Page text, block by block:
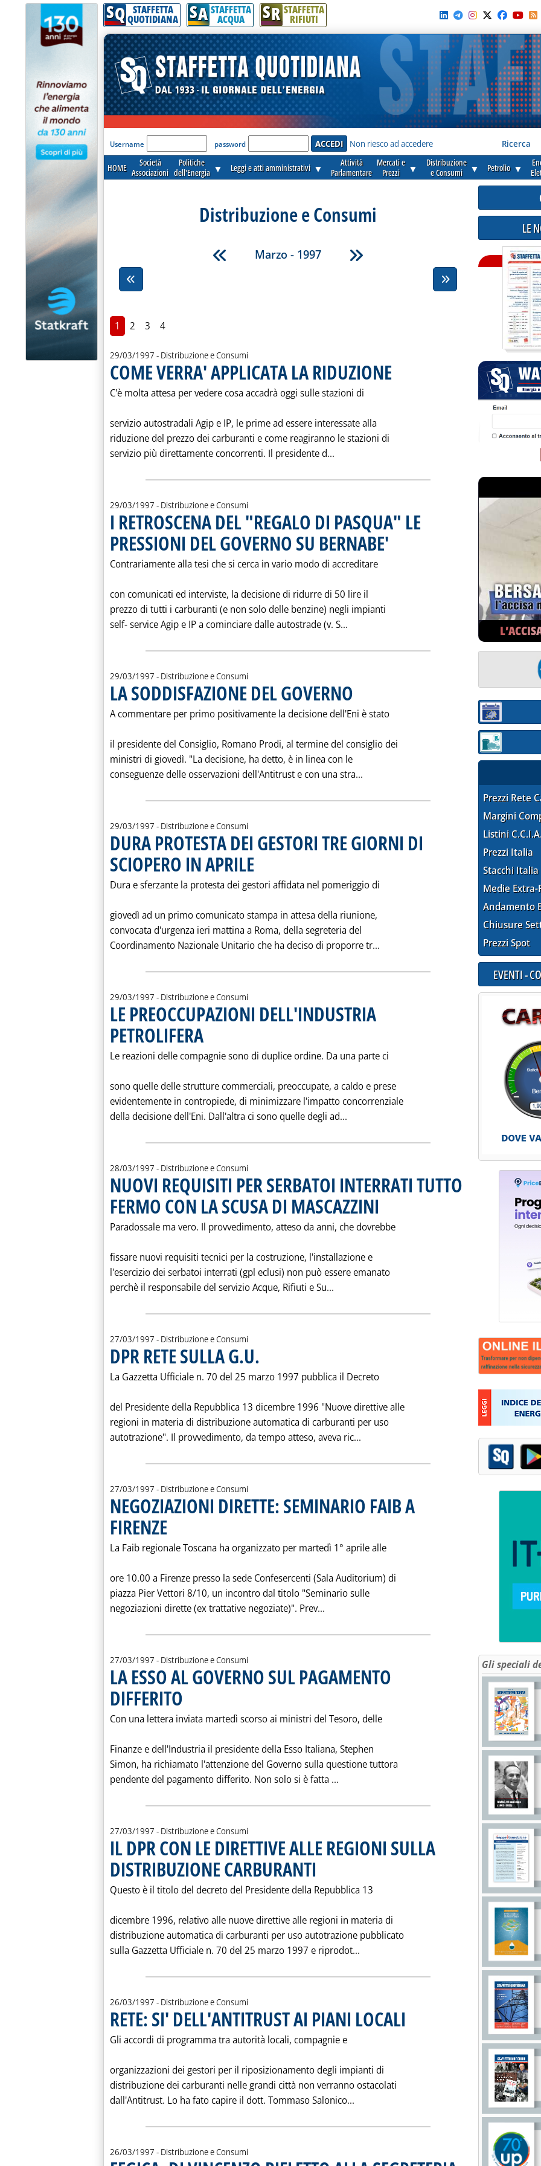
SQ STAFFETTA
QUOTIDIANA SA STAFFETTA
ACQUA SR STAFFETTA
RIFIUTI
'Modulo Login per accedere'
Username password Non riesco ad accedere Ricerca
HOME
Società
Associazioni
Politiche
dell'Energia ▼ Leggi e atti amministrativi ▼
Attività
Parlamentare
Mercati e
Prezzi
▼
Distribuzione
e Consumi
▼ Petrolio ▼
Distribuzione e Consumi
Marzo - 1997
1 2 3 4
29/03/1997 - Distribuzione e Consumi
COME VERRA' APPLICATA LA RIDUZIONE . Pubblicata sabato 29 marzo 1997 alle 0.0.
C'è molta attesa per vedere cosa accadrà oggi sulle stazioni di
servizio autostradali Agip e IP, le prime ad essere interessate alla
riduzione del prezzo dei carburanti e come reagiranno le stazioni di
servizio più direttamente concorrenti. Il presidente d... Leggi tutta la notizia: 'COME VERRA' APPLICATA
29/03/1997 - Distribuzione e Consumi
I RETROSCENA DEL "REGALO DI PASQUA" LE
PRESSIONI DEL GOVERNO SU BERNABE'
Contrariamente alla tesi che si cerca in vario modo di accreditare
con comunicati ed interviste, la decisione di ridurre di 50 lire il
prezzo di tutti i carburanti (e non solo delle benzine) negli impianti
self- service Agip e IP a cominciare dalle autostrade (v. S... Leggi tutta la notizia: 'I RETROSCENA DEL
29/03/1997 - Distribuzione e Consumi
LA SODDISFAZIONE DEL GOVERNO
A commentare per primo positivamente la decisione dell'Eni è stato
il presidente del Consiglio, Romano Prodi, al termine del consiglio dei
ministri di giovedì. "La decisione, ha detto, è in linea con le
conseguenze delle osservazioni dell'Antitrust e con una stra... Leggi tutta la notizia: 'LA
29/03/1997 - Distribuzione e Consumi
DURA PROTESTA DEI GESTORI TRE GIORNI DI
SCIOPERO IN APRILE
Dura e sferzante la protesta dei gestori affidata nel pomeriggio di
giovedì ad un primo comunicato stampa in attesa della riunione,
convocata d'urgenza ieri mattina a Roma, della segreteria del
Coordinamento Nazionale Unitario che ha deciso di proporre tr... Leggi tutta la notizia: 'DURA
29/03/1997 - Distribuzione e Consumi
LE PREOCCUPAZIONI DELL'INDUSTRIA
PETROLIFERA
Le reazioni delle compagnie sono di duplice ordine. Da una parte ci
sono quelle delle strutture commerciali, preoccupate, a caldo e prese
evidentemente in contropiede, di minimizzare l'impatto concorrenziale
della decisione dell'Eni. Dall'altra ci sono quelle degli ad... Leggi tutta la notizia: 'LE PREOCCUPAZIONI
28/03/1997 - Distribuzione e Consumi
NUOVI REQUISITI PER SERBATOI INTERRATI TUTTO
FERMO CON LA SCUSA DI MASCAZZINI
Paradossale ma vero. Il provvedimento, atteso da anni, che dovrebbe
fissare nuovi requisiti tecnici per la costruzione, l'installazione e
l'esercizio dei serbatoi interrati (gpl eclusi) non può essere emanato
perchè il responsabile del servizio Acque, Rifiuti e Su... Leggi tutta la notizia: 'NUOVI REQUISITI PER
27/03/1997 - Distribuzione e Consumi
DPR RETE SULLA G.U.
La Gazzetta Ufficiale n. 70 del 25 marzo 1997 pubblica il Decreto
del Presidente della Repubblica 13 dicembre 1996 "Nuove direttive alle
regioni in materia di distribuzione automatica di carburanti per uso
autotrazione". Il provvedimento, da tempo atteso, aveva ric... Leggi tutta la notizia: 'DPR RETE SULLA
27/03/1997 - Distribuzione e Consumi
NEGOZIAZIONI DIRETTE: SEMINARIO FAIB A
FIRENZE
La Faib regionale Toscana ha organizzato per martedì 1° aprile alle
ore 10.00 a Firenze presso la sede Confesercenti (Sala Auditorium) di
piazza Pier Vettori 8/10, un incontro dal titolo "Seminario sulle
negoziazioni dirette (ex trattative negoziate)". Prev... Leggi tutta la notizia: 'NEGOZIAZIONI DIRETTE:
27/03/1997 - Distribuzione e Consumi
LA ESSO AL GOVERNO SUL PAGAMENTO
DIFFERITO
Con una lettera inviata martedì scorso ai ministri del Tesoro, delle
Finanze e dell'Industria il presidente della Esso Italiana, Stephen
Simon, ha richiamato l'attenzione del Governo sulla questione tuttora
pendente del pagamento differito. Non solo si è fatta ... Leggi tutta la notizia: 'LA ESSO AL GOVERNO
27/03/1997 - Distribuzione e Consumi
IL DPR CON LE DIRETTIVE ALLE REGIONI SULLA
DISTRIBUZIONE CARBURANTI
Questo è il titolo del decreto del Presidente della Repubblica 13
dicembre 1996, relativo alle nuove direttive alle regioni in materia di
distribuzione automatica di carburanti per uso autotrazione pubblicato
sulla Gazzetta Ufficiale n. 70 del 25 marzo 1997 e riprodot... Leggi tutta la notizia: 'IL DPR CON LE
26/03/1997 - Distribuzione e Consumi
RETE: SI' DELL'ANTITRUST AI PIANI LOCALI . Pubblicata mercoledì 26 marzo 1997 alle 0.0.
Gli accordi di programma tra autorità locali, compagnie e
organizzazioni dei gestori per il riposizionamento degli impianti di
distribuzione dei carburanti nelle grandi città non verranno ostacolati
dall'Antitrust. Lo ha fato capire il dott. Tommaso Salonico... Leggi tutta la notizia: 'RETE: SI'
26/03/1997 - Distribuzione e Consumi
. Pubblicata mercoledì 26
LE
Sezione:
Sezione:
Prezzi Rete
Margini
Listini
Prezzi Italia
Stacchi Italia
Medie Extra-
Andamento
Chiusure
Prezzi Spot
EVENTI -
Gli speciali